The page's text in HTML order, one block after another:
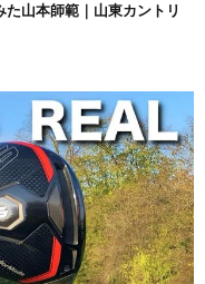
山本師範｜山東カントリ